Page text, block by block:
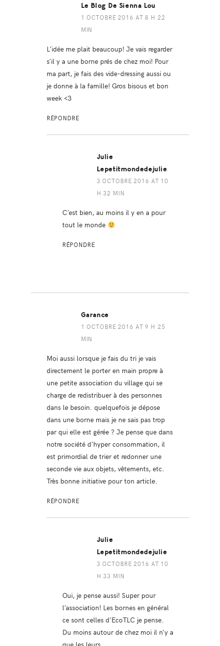
Le Blog De Sienna Lou
1 OCTOBRE 2016 AT 8 H 22
MIN
L’idée me plait beaucoup! Je vais regarder
s’il y a une borne prés de chez moi! Pour
ma part, je fais des vide-dressing aussi ou
je donne à la famille! Gros bisous et bon
week <3
RÉPONDRE
Julie
Lepetitmondedejulie
3 OCTOBRE 2016 AT 10
H 32 MIN
C’est bien, au moins il y en a pour
tout le monde
RÉPONDRE
Garance
1 OCTOBRE 2016 AT 9 H 25
MIN
Moi aussi lorsque je fais du tri je vais
directement le porter en main propre à
une petite association du village qui se
charge de redistribuer à des personnes
dans le besoin. quelquefois je dépose
dans une borne mais je ne sais pas trop
par qui elle est gérée ? Je pense que dans
notre société d’hyper consommation, il
est primordial de trier et redonner une
seconde vie aux objets, vêtements, etc.
Très bonne initiative pour ton article.
RÉPONDRE
Julie
Lepetitmondedejulie
3 OCTOBRE 2016 AT 10
H 33 MIN
Oui, je pense aussi! Super pour
l’association! Les bornes en général
ce sont celles d’EcoTLC je pense.
Du moins autour de chez moi il n’y a